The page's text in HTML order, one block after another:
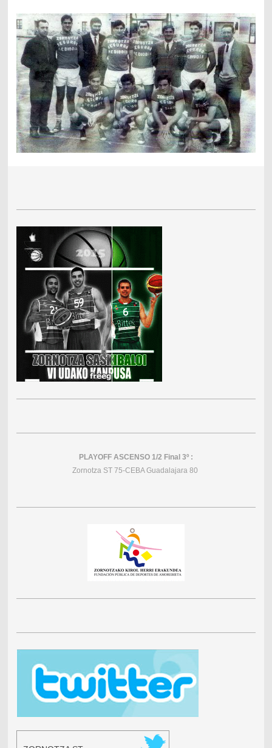
PLAYOFF ASCENSO 1/2 Final 3º :
Zornotza ST 75-CEBA Guadalajara 80